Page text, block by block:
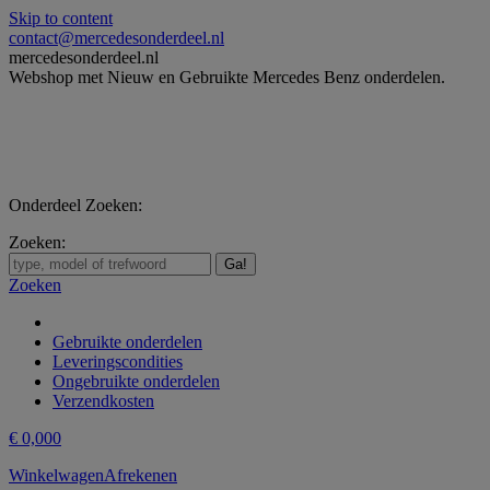
Skip to content
contact@mercedesonderdeel.nl
mercedesonderdeel.nl
Webshop met Nieuw en Gebruikte Mercedes Benz onderdelen.
Onderdeel Zoeken:
Zoeken:
Zoeken
Gebruikte onderdelen
Leveringscondities
Ongebruikte onderdelen
Verzendkosten
€ 0,000
WinkelwagenAfrekenen